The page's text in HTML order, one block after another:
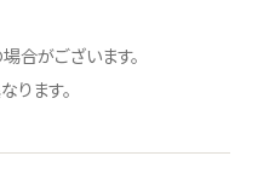
合がございます。
ります。